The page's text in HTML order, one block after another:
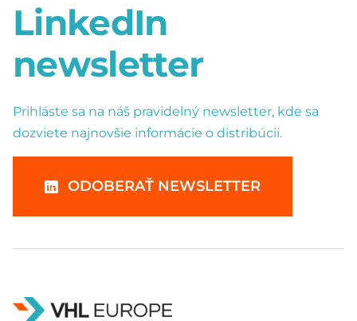
LinkedIn
newsletter
Prihláste sa na náš pravidelný newsletter, kde sa
dozviete najnovšie informácie o distribúcii.
ODOBERAŤ NEWSLETTER